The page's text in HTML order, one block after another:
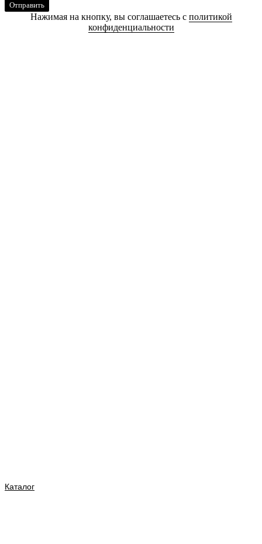
Каталог
Отправить
Нажимая на кнопку, вы соглашаетесь с политикой
конфиденциальности